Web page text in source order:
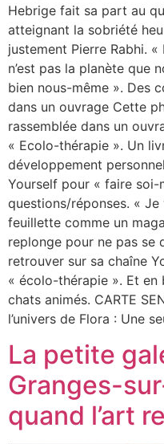
Hebrige fait sa part au
atteignant la sobriété
justement Pierre Rabhi. «
n’est pas la planète que
bien nous-même ». Des
dans un ouvrage Cette
rassemblée dans un
« Ecolo-thérapie ». Un
développement
Yourself pour « faire soi-
questions/réponses. « Je
feuillette comme un
replonge pour ne pas se
retrouver sur sa chaîne
« écolo-thérapie ». Et
chats animés. CARTE
l’univers de Flora : Une
La petite
Granges-
quand l’art